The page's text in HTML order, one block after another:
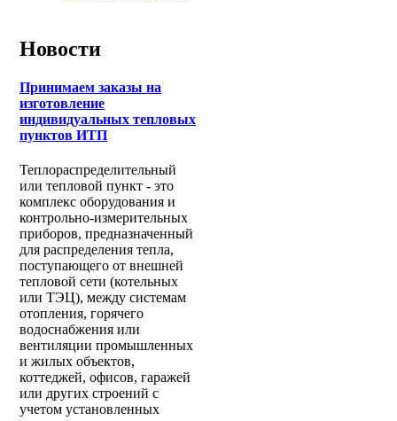
Новости
Принимаем заказы на
изготовление
индивидуальных тепловых
пунктов ИТП
Теплораспределительный
или тепловой пункт - это
комплекс оборудования и
контрольно-измерительных
приборов, предназначенный
для распределения тепла,
поступающего от внешней
тепловой сети (котельных
или ТЭЦ), между системам
отопления, горячего
водоснабжения или
вентиляции промышленных
и жилых объектов,
коттеджей, офисов, гаражей
или других строений с
учетом установленных